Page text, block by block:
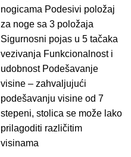
nogicama Podesivi položaj
za noge sa 3 položaja
Sigurnosni pojas u 5 tačaka
vezivanja Funkcionalnost i
udobnost Podešavanje
visine – zahvaljujući
podešavanju visine od 7
stepeni, stolica se može lako
prilagoditi različitim
visinama